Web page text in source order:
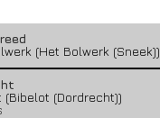
(Het Bolwerk (Sneek))
(Bibelot (Dordrecht))